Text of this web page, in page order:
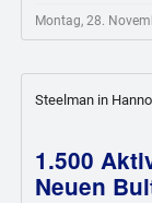
Montag, 28.
Steelman in
1.500
Neuen